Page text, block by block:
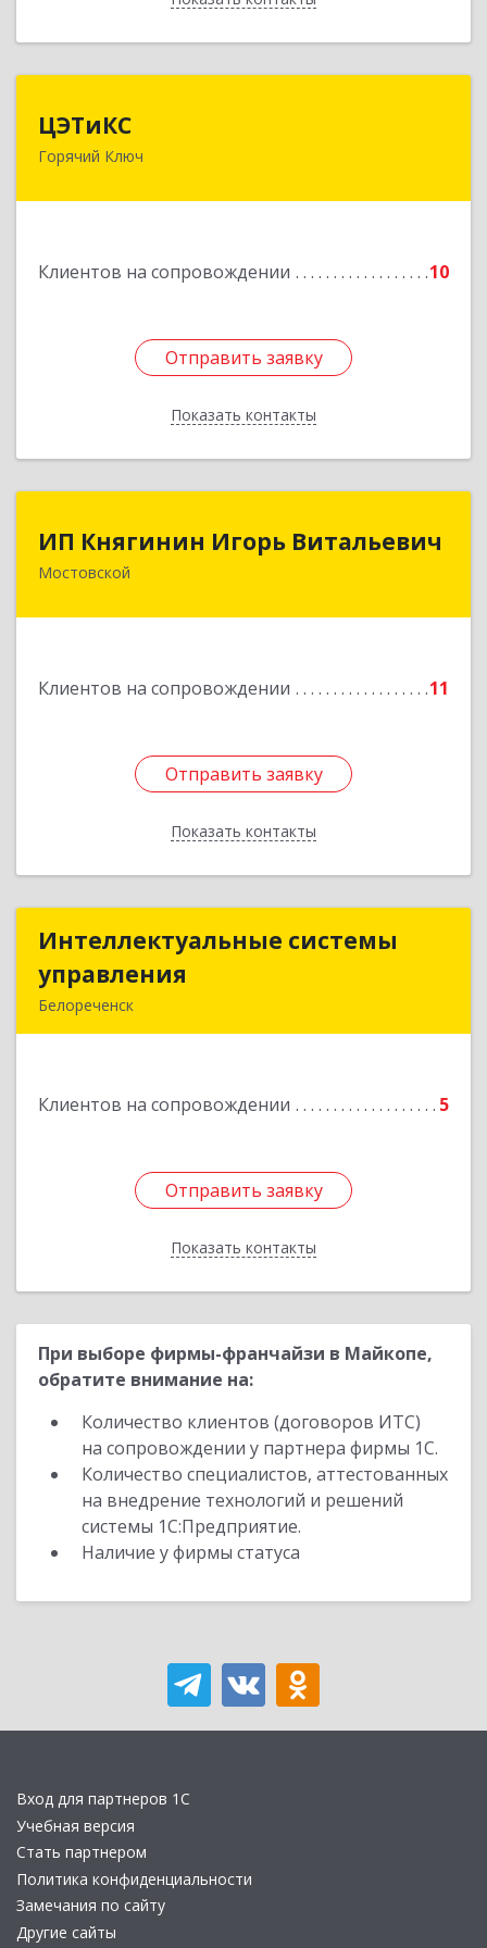
ЦЭТиКС
Горячий Ключ
Клиентов на сопровождении 10
Отправить заявку
Показать контакты
353290, Краснодарский край, Горячий Ключ г,
Отправить заявку
Назад
ИП Княгинин Игорь Витальевич
Мостовской
Клиентов на сопровождении 11
Отправить заявку
Показать контакты
352570, Краснодарский край, Мостовский р-н,
Отправить заявку
Назад
Интеллектуальные системы
управления
Белореченск
Клиентов на сопровождении 5
Отправить заявку
Показать контакты
Интеллектуальные системы
Подробнее
Отправить заявку
Назад
При выборе фирмы-франчайзи в Майкопе,
обратите внимание на:
Количество клиентов (договоров ИТС)
на сопровождении у партнера фирмы 1С.
Количество специалистов, аттестованных
на внедрение технологий и решений
системы 1С:Предприятие.
Наличие у фирмы статуса
Вход для партнеров 1С
Учебная версия
Стать партнером
Политика конфиденциальности
Замечания по сайту
Другие сайты